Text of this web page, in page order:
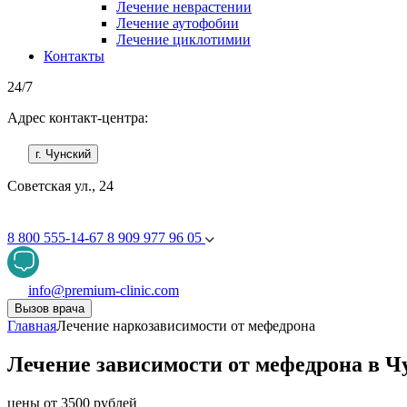
Лечение неврастении
Лечение аутофобии
Лечение циклотимии
Контакты
24/7
Адрес контакт-центра:
г. Чунский
Советская ул., 24
8 800 555-14-67 8 909 977 96 05
info@premium-clinic.com
Вызов врача
ГлавнаяЛечение наркозависимости от мефедрона
Лечение зависимости от мефедрона в
цены от 3500 рублей